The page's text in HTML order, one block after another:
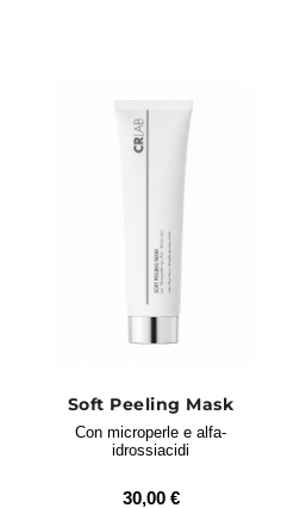
Soft Peeling Mask
Con microperle e alfa-
idrossiacidi
30,00 €